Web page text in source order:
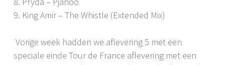
9. King Amir – The Whistle (Extended Mix)
Vorige week hadden we aflevering 5 met een
speciale einde Tour de France aflevering met een